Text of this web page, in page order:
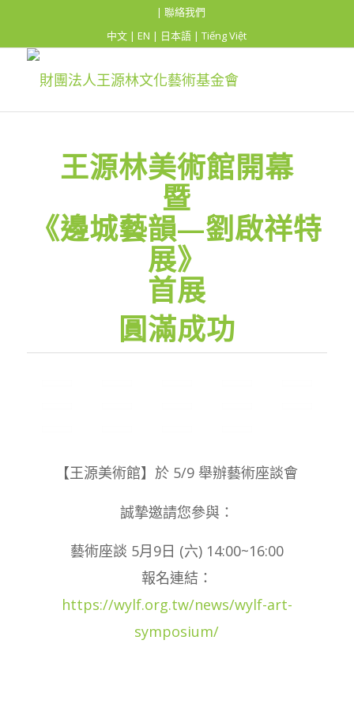
| 聯絡我們
中文 |EN | 日本語 |Tiếng Việt
王源林美術館開幕
暨
《邊城藝韻—劉啟祥特
展》
首展
圓滿成功
【王源美術館】於 5/9 舉辦藝術座談會
誠摯邀請您參與：
藝術座談 5月9日 (六) 14:00~16:00
報名連結：
https://wylf.org.tw/news/wylf-art-
symposium/